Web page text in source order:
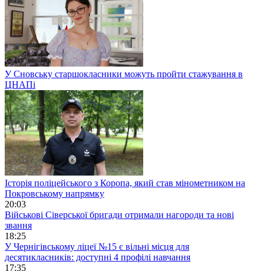
У Сновську старшокласники можуть пройти стажування в
ЦНАПі
Історія поліцейського з Коропа, який став мінометником на
Покровському напрямку
20:03
Військові Сіверської бригади отримали нагороди та нові
звання
18:25
У Чернігівському ліцеї №15 є вільні місця для
десятикласників: доступні 4 профілі навчання
17:35